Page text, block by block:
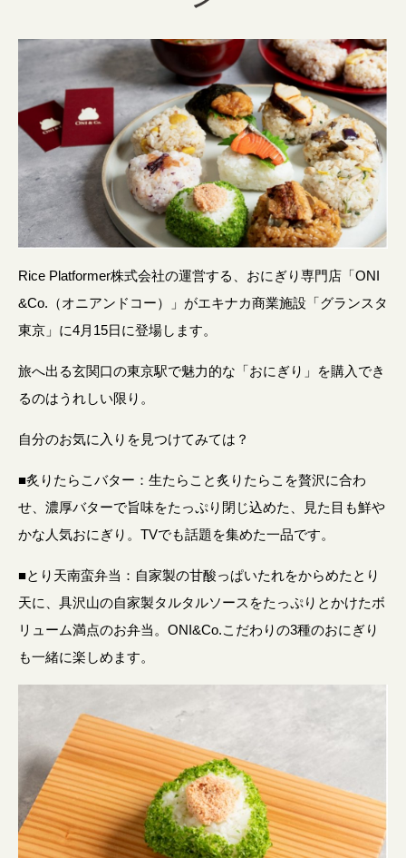
Rice Platformer株式会社の運営する、おにぎり専門店「ONI
&Co.（オニアンドコー）」がエキナカ商業施設「グランスタ
東京」に4月15日に登場します。
旅へ出る玄関口の東京駅で魅力的な「おにぎり」を購入でき
るのはうれしい限り。
自分のお気に入りを見つけてみては？
■炙りたらこバター：生たらこと炙りたらこを贅沢に合わ
せ、濃厚バターで旨味をたっぷり閉じ込めた、見た目も鮮や
かな人気おにぎり。TVでも話題を集めた一品です。
■とり天南蛮弁当：自家製の甘酸っぱいたれをからめたとり
天に、具沢山の自家製タルタルソースをたっぷりとかけたボ
リューム満点のお弁当。ONI&Co.こだわりの3種のおにぎり
も一緒に楽しめます。